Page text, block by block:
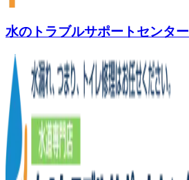
水のトラブルサポートセンター